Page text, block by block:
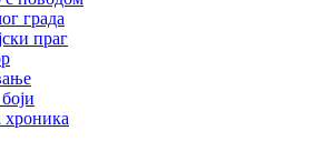
града
праг
хроника